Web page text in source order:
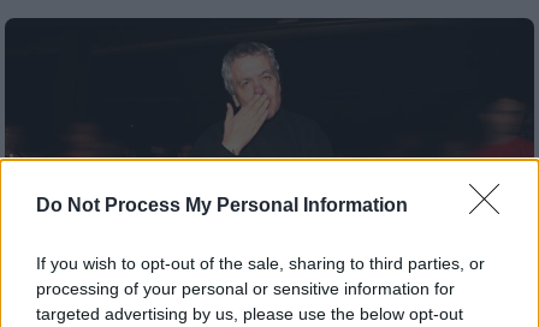
Do Not Process My Personal Information
If you wish to opt-out of the sale, sharing to third parties, or
processing of your personal or sensitive information for
targeted advertising by us, please use the below opt-out